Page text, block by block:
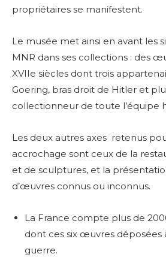
propriétaires se manifestent.
Le musée met ainsi en avant les
MNR dans ses collections : des
XVIIe siècles dont trois
Goering, bras droit de Hitler et
collectionneur de toute l’équipe
Les deux autres axes retenus
accrochage sont ceux de la
et de sculptures, et la
d’œuvres connus ou inconnus.
La France compte plus de
dont ces six œuvres déposées
guerre.